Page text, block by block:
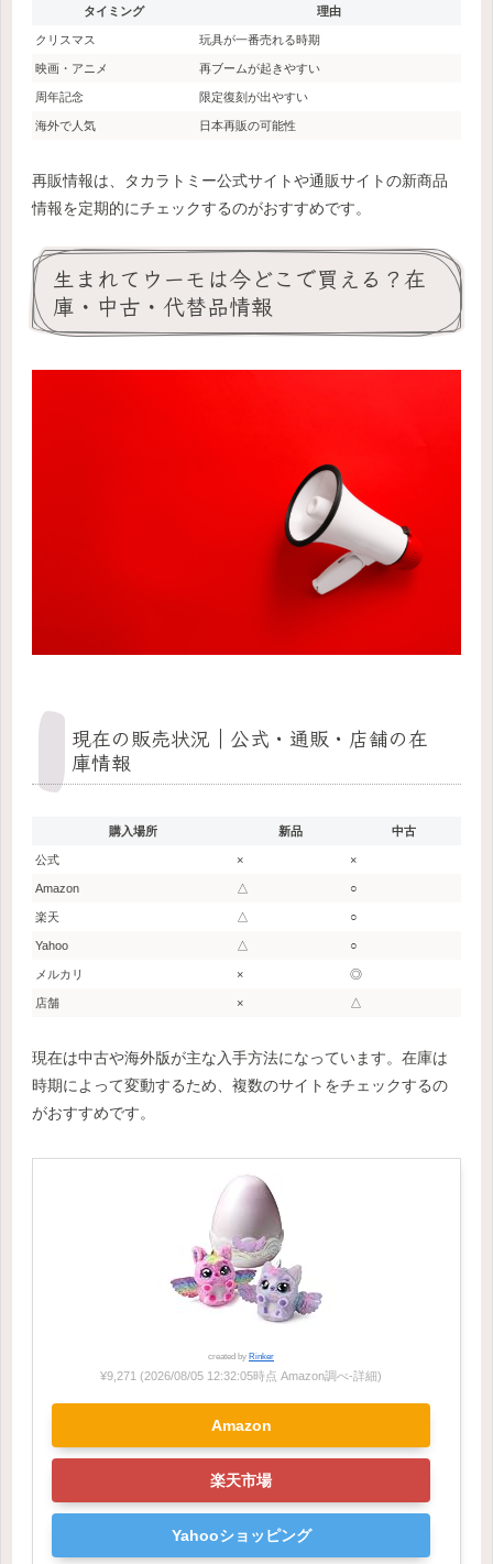
タイミング 理由
クリスマス 玩具が一番売れる時期
映画・アニメ 再ブームが起きやすい
周年記念 限定復刻が出やすい
海外で人気 日本再販の可能性
再販情報は、タカラトミー公式サイトや通販サイトの新商品
情報を定期的にチェックするのがおすすめです。
生まれてウーモは今どこで買える？在
庫・中古・代替品情報
現在の販売状況｜公式・通販・店舗の在
庫情報
購入場所 新品 中古
公式 × ×
Amazon △ ○
楽天 △ ○
Yahoo △ ○
メルカリ × ◎
店舗 × △
現在は中古や海外版が主な入手方法になっています。在庫は
時期によって変動するため、複数のサイトをチェックするの
がおすすめです。
created by Rinker
¥9,271 (2026/08/05 12:32:05時点 Amazon調べ-詳細)
Amazon
楽天市場
Yahooショッピング